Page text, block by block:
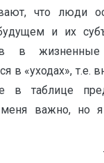
что люди
и их
в
в «уходах», т.е.
в таблице
меня важно, но